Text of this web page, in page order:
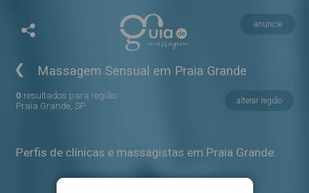
anuncie
❮ Massagem Sensual em Praia Grande
0 resultados para região
Praia Grande, SP
alterar região
Perfis de clínicas e massagistas em Praia Grande: